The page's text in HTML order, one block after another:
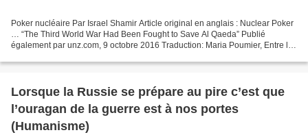
Poker nucléaire Par Israel Shamir Article original en anglais : Nuclear Poker
… “The Third World War Had Been Fought to Save Al Qaeda” Publié
également par unz.com, 9 octobre 2016 Traduction: Maria Poumier, Entre la
Lorsque la Russie se prépare au pire c’est que
l’ouragan de la guerre est à nos portes
(Humanisme)